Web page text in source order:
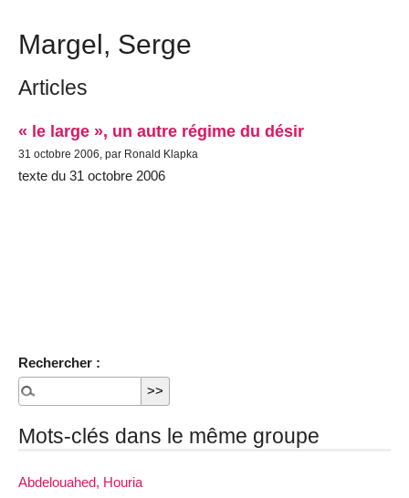
Margel, Serge
Articles
« le large », un autre régime du désir
31 octobre 2006, par Ronald Klapka
texte du 31 octobre 2006
Rechercher :
Mots-clés dans le même groupe
Abdelouahed, Houria